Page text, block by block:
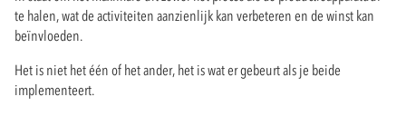
te halen, wat de activiteiten aanzienlijk kan verbeteren en de winst kan
beïnvloeden.
Het is niet het één of het ander, het is wat er gebeurt als je beide
implementeert.